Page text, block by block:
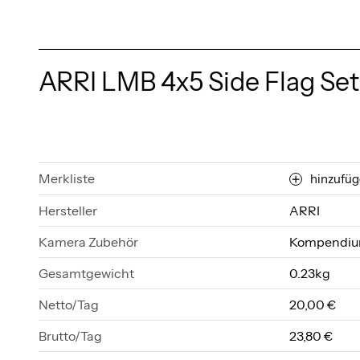
ARRI LMB 4x5 Side Flag Set
Merkliste
Hersteller
ARRI
Kamera Zubehör
Gesamtgewicht
0.23kg
Netto/Tag
20,00 €
Brutto/Tag
23,80 €